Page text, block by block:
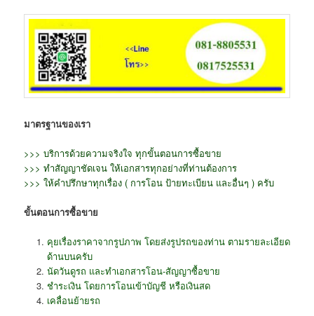
มาตรฐานของเรา
>>> บริการด้วยความจริงใจ ทุกขั้นตอนการซื้อขาย
>>> ทำสัญญาชัดเจน ให้เอกสารทุกอย่างที่ท่านต้องการ
>>> ให้คำปรึกษาทุกเรื่อง ( การโอน ป้ายทะเบียน และอื่นๆ ) ครับ
ขั้นตอนการซื้อขาย
คุยเรื่องราคาจากรูปภาพ โดยส่งรูปรถของท่าน ตามรายละเอียด
ด้านบนครับ
นัดวันดูรถ และทำเอกสารโอน-สัญญาซื้อขาย
ชำระเงิน โดยการโอนเข้าบัญชี หรือเงินสด
เคลื่อนย้ายรถ